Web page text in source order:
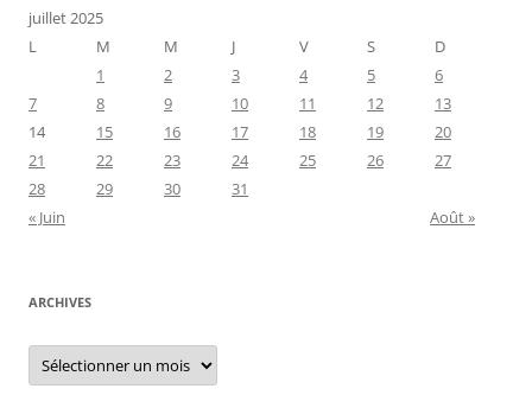
juillet 2025
L
M M J V S
D
1
2 3 4 5
6
7
8 9 10 11 12
13
14
15 16 17 18 19
20
21
22 23 24 25 26
27
28
29 30
31
« Juin
Août »
ARCHIVES
Archives